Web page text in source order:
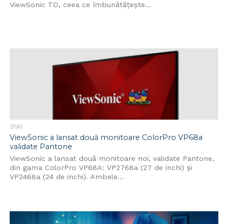
ViewSonic TD, ceea ce îmbunătățește...
STIRI
ViewSonic a lansat două monitoare ColorPro VP68a
validate Pantone
ViewSonic a lansat două monitoare noi, validate Pantone,
din gama ColorPro VP68A: VP2768a (27 de inchi) și
VP2468a (24 de inchi). Ambele...